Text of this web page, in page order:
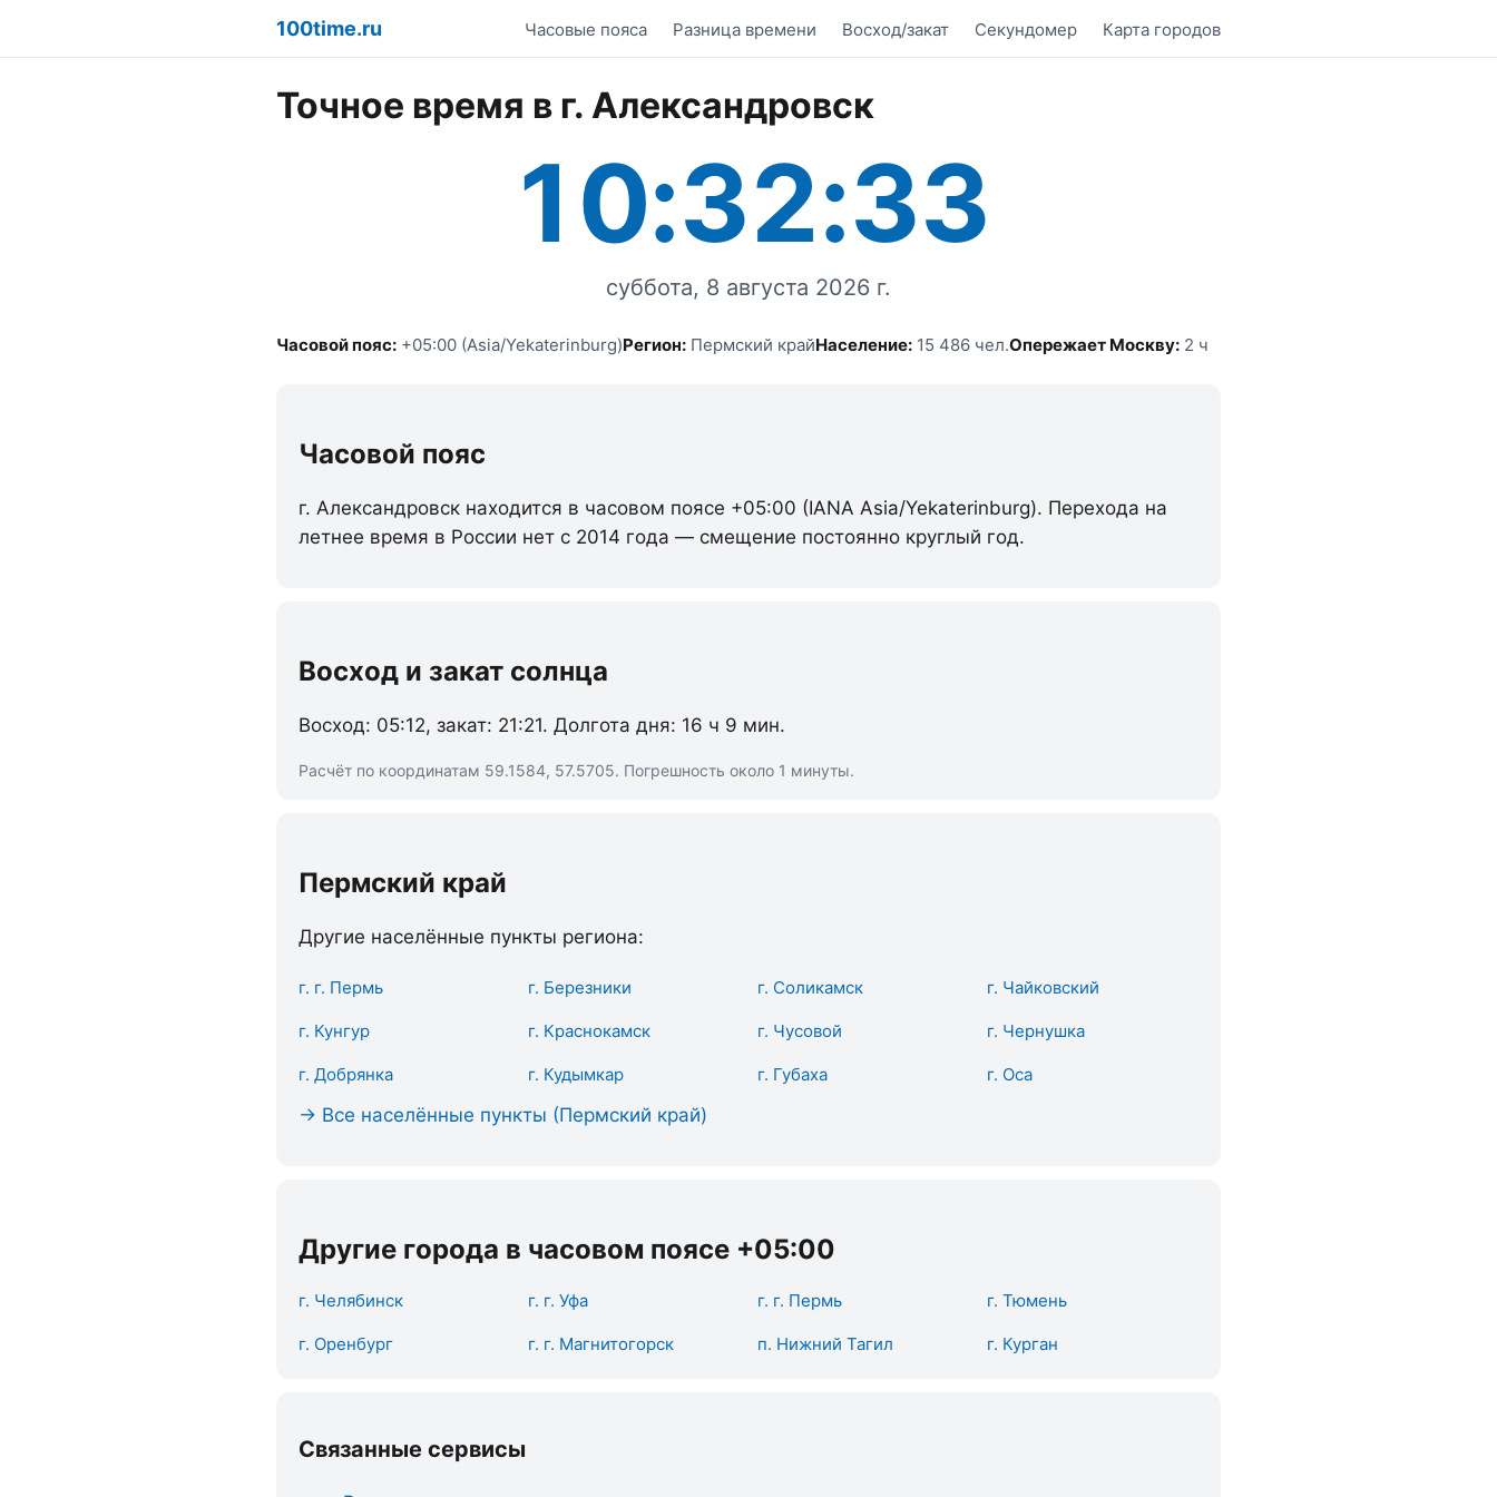
100time.ru Часовые пояса Разница времени Восход/закат Секундомер Карта городов
Точное время в г. Александровск
10:32:33
суббота, 8 августа 2026 г.
Часовой пояс: +05:00 (Asia/Yekaterinburg)Регион: Пермский крайНаселение: 15 486 чел.Опережает Москву: 2 ч
Часовой пояс
г. Александровск находится в часовом поясе +05:00 (IANA Asia/Yekaterinburg). Перехода на
летнее время в России нет с 2014 года — смещение постоянно круглый год.
Восход и закат солнца
Восход: 05:12, закат: 21:21. Долгота дня: 16 ч 9 мин.
Расчёт по координатам 59.1584, 57.5705. Погрешность около 1 минуты.
Пермский край
Другие населённые пункты региона:
г. г. Пермь г. Березники г. Соликамск г. Чайковский
г. Кунгур г. Краснокамск г. Чусовой г. Чернушка
г. Добрянка г. Кудымкар г. Губаха г. Оса
→ Все населённые пункты (Пермский край)
Другие города в часовом поясе +05:00
г. Челябинск г. г. Уфа г. г. Пермь г. Тюмень
г. Оренбург г. г. Магнитогорск п. Нижний Тагил г. Курган
Связанные сервисы